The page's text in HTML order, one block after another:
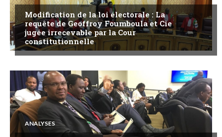
Modification de la loi électorale : La
requête de Geoffroy Foumboula et Cie
jugée irrecevable par la Cour
constitutionnelle
ANALYSES